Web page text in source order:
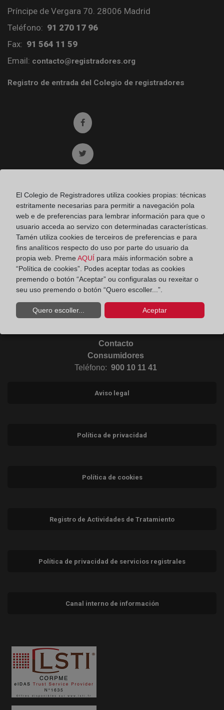
Príncipe de Vergara 70. 28006 Madrid
Teléfono: 91 270 17 96
Fax: 91 564 11 59
Email: contacto@registradores.org
Registro de entrada del Colegio de registradores
Ir a facebook (abre en ventana nueva)
Ir a twitter (abre en ventana nueva)
Ir a Flickr (abre en ventana nueva)
Ir a Linkedin (abre en ventana nueva)
Ir al Blog (abre en ventana nueva)
Ir a Instagram (abre en ventana nueva)
Contacto
Consumidores
Teléfono: 900 10 11 41
Aviso legal
Política de privacidad
Política de cookies
Registro de Actividades de Tratamiento
Política de privacidad de servicios registrales
Canal interno de información
El Colegio de Registradores utiliza cookies propias: técnicas
estritamente necesarias para permitir a navegación pola
web e de preferencias para lembrar información para que o
usuario acceda ao servizo con determinadas características.
Tamén utiliza cookies de terceiros de preferencias e para
fins analíticos respecto do uso por parte do usuario da
propia web. Preme AQUÍ para máis información sobre a
“Política de cookies”. Podes aceptar todas as cookies
premendo o botón “Aceptar” ou configuralas ou rexeitar o
seu uso premendo o botón “Quero escoller...”.
Quero escoller... Aceptar